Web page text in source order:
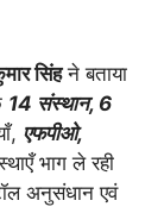
सिंहने बताया
14 संस्थान, 6
एफपीओ,
भाग ले रही
अनुसंधान एवं